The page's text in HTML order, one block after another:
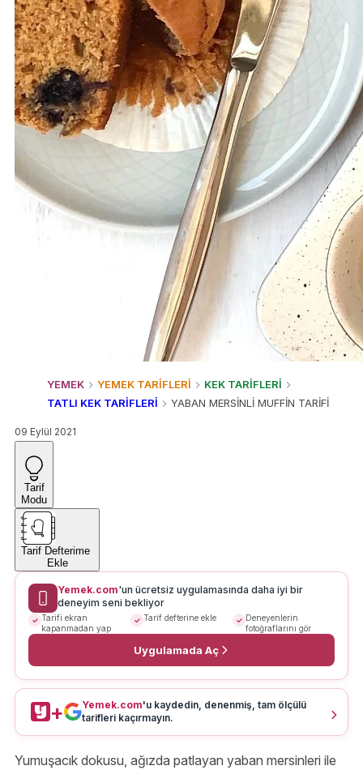
YEMEK YEMEK TARİFLERİ
KEK TARİFLERİ
TATLI KEK TARİFLERİ
YABAN MERSİNLİ MUFFİN TARİFİ
09 Eylül 2021
Tarif
Modu
Tarif Defterime
Ekle
Yemek.com'un ücretsiz uygulamasında daha iyi bir
deneyim seni bekliyor
Tarifi ekran
kapanmadan yap
Tarif defterine ekle
Deneyenlerin
fotoğraflarını gör
Uygulamada Aç
+ Yemek.com'u kaydedin, denenmiş, tam ölçülü
tarifleri kaçırmayın.
Yumuşacık dokusu, ağızda patlayan yaban mersinleri ile